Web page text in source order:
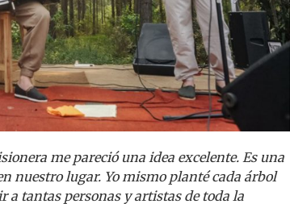
me pareció una idea excelente. Es una
nuestro lugar. Yo mismo planté cada árbol
a tantas personas y artistas de toda la